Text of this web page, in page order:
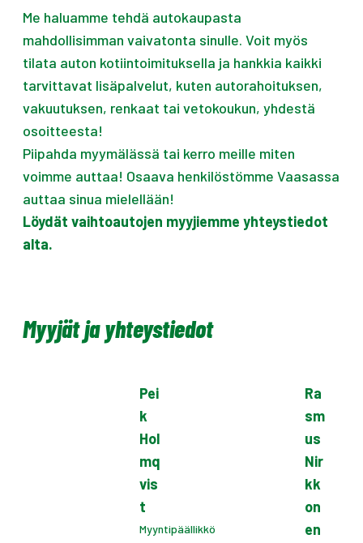
Me haluamme tehdä autokaupasta
mahdollisimman vaivatonta sinulle. Voit myös
tilata auton kotiintoimituksella ja hankkia kaikki
tarvittavat lisäpalvelut, kuten autorahoituksen,
vakuutuksen, renkaat tai vetokoukun, yhdestä
osoitteesta!
Piipahda myymälässä tai kerro meille miten
voimme auttaa! Osaava henkilöstömme Vaasassa
auttaa sinua mielellään!
Löydät vaihtoautojen myyjiemme yhteystiedot
alta.
Myyjät ja yhteystiedot
Pei
k
Hol
mq
vis
t
Myyntipäällikkö
Ra
sm
us
Nir
kk
on
en